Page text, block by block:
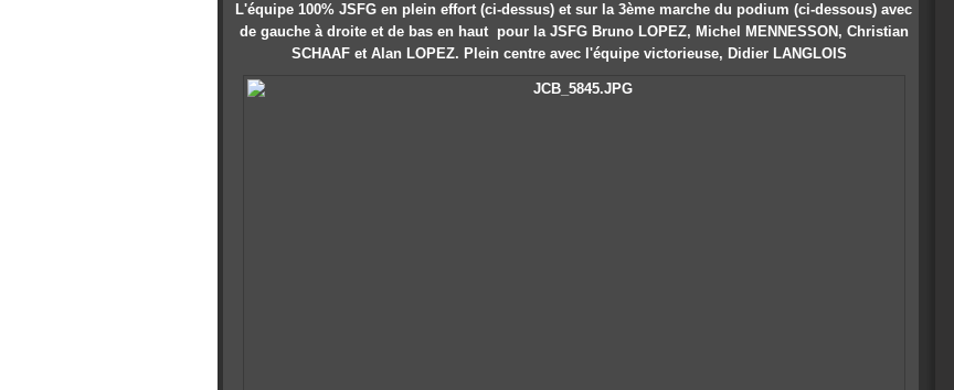
L'équipe 100% JSFG en plein effort (ci-dessus) et sur la 3ème marche du podium (ci-dessous) avec
de gaucheà droite et de bas en haut pour la JSFG Bruno LOPEZ, Michel MENNESSON, Christian
SCHAAF et Alan LOPEZ. Plein centre avec l'équipe victorieuse, Didier LANGLOIS